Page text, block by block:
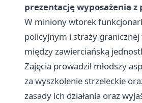
prezentację wyposażenia
W miniony wtorek
policyjnym i straży granicznej
między zawierciańską
Zajęcia prowadził młodszy
za wyszkolenie strzeleckie
zasady ich działania oraz